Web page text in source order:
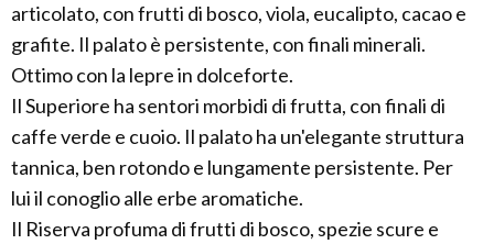
articolato, con frutti di bosco, viola, eucalipto, cacao e
grafite. Il palato è persistente, con finali minerali.
Ottimo con la lepre in dolceforte.
Il Superiore ha sentori morbidi di frutta, con finali di
caffe verde e cuoio. Il palato ha un'elegante struttura
tannica, ben rotondo e lungamente persistente. Per
lui il conoglio alle erbe aromatiche.
Il Riserva profuma di frutti di bosco, spezie scure e